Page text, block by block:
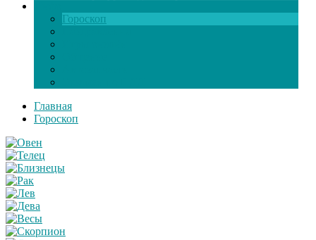
Гороскоп
Главная
Гороскоп